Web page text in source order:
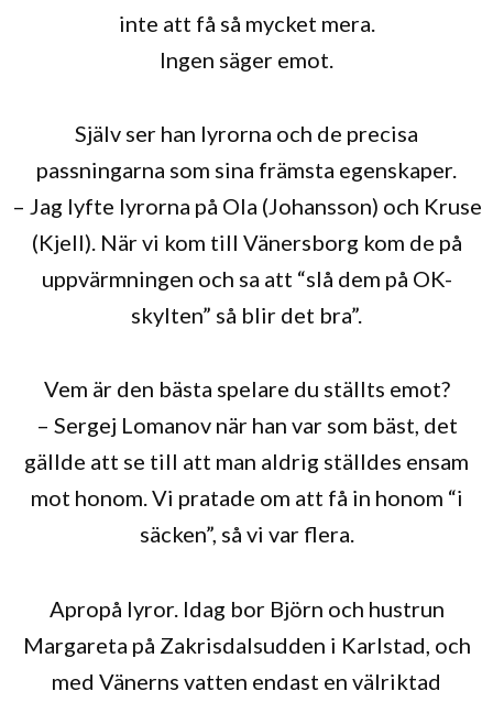
inte att få så mycket mera.
Ingen säger emot.
Själv ser han lyrorna och de precisa
passningarna som sina främsta egenskaper.
– Jag lyfte lyrorna på Ola (Johansson) och Kruse
(Kjell). När vi kom till Vänersborg kom de på
uppvärmningen och sa att “slå dem på OK-
skylten” så blir det bra”.
Vem är den bästa spelare du ställts emot?
– Sergej Lomanov när han var som bäst, det
gällde att se till att man aldrig ställdes ensam
mot honom. Vi pratade om att få in honom “i
säcken”, så vi var flera.
Apropå lyror. Idag bor Björn och hustrun
Margareta på Zakrisdalsudden i Karlstad, och
med Vänerns vatten endast en välriktad